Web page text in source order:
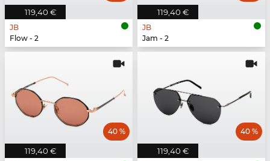
119,40 €
JB
Flow - 2
119,40 €
JB
Jam - 2
119,40 €
40 %
119,40 €
40 %